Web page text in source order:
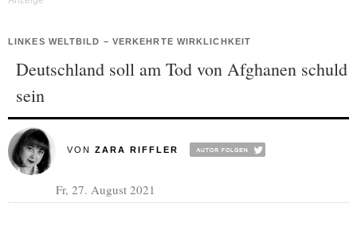
LINKES WELTBILD – VERKEHRTE WIRKLICHKEIT
Deutschland soll am Tod von Afghanen schuld
sein
VON ZARA RIFFLER
Fr, 27. August 2021